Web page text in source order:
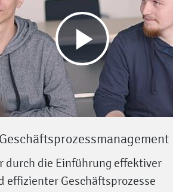
Play
video
Geschäftsprozessmanagement
durch die Einführung effektiver
effizienter Geschäftsprozesse